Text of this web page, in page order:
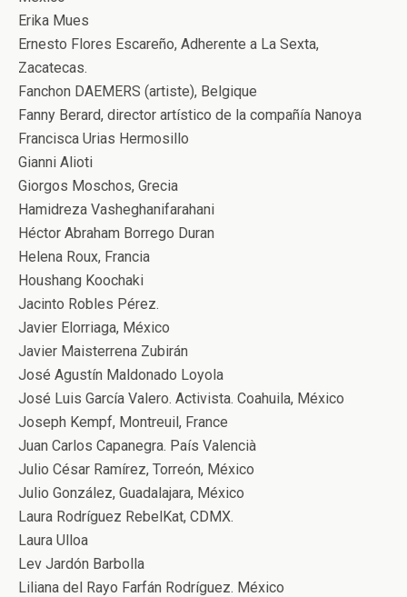
Erika Mues
Ernesto Flores Escareño, Adherente a La Sexta,
Zacatecas.
Fanchon DAEMERS (artiste), Belgique
Fanny Berard, director artístico de la compañía Nanoya
Francisca Urias Hermosillo
Gianni Alioti
Giorgos Moschos, Grecia
Hamidreza Vasheghanifarahani
Héctor Abraham Borrego Duran
Helena Roux, Francia
Houshang Koochaki
Jacinto Robles Pérez.
Javier Elorriaga, México
Javier Maisterrena Zubirán
José Agustín Maldonado Loyola
José Luis García Valero. Activista. Coahuila, México
Joseph Kempf, Montreuil, France
Juan Carlos Capanegra. País Valencià
Julio César Ramírez, Torreón, México
Julio González, Guadalajara, México
Laura Rodríguez RebelKat, CDMX.
Laura Ulloa
Lev Jardón Barbolla
Liliana del Rayo Farfán Rodríguez. México